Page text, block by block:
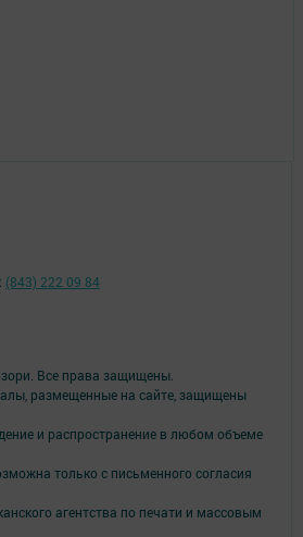
Все права защищены.
размещенные на сайте, защищены
и распространение в любом объеме
только с письменного согласия
агентства по печати и массовым
(843) 222 09 84